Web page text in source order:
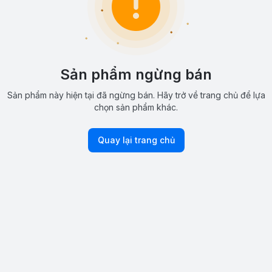
Sản phẩm ngừng bán
Sản phẩm này hiện tại đã ngừng bán. Hãy trở về trang chủ để lựa
chọn sản phẩm khác.
Quay lại trang chủ